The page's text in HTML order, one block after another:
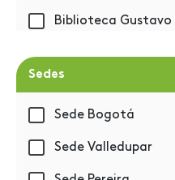
Biblioteca Gustavo
Bienestar
Sedes
Sede Bogotá
Sede Valledupar